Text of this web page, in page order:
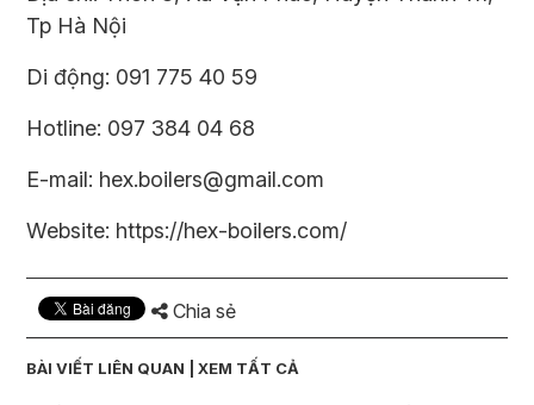
Tp Hà Nội
Di động: 091 775 40 59
Hotline: 097 384 04 68
E-mail: hex.boilers@gmail.com
Website: https://hex-boilers.com/
Chia sẻ
BÀI VIẾT LIÊN QUAN | XEM TẤT CẢ